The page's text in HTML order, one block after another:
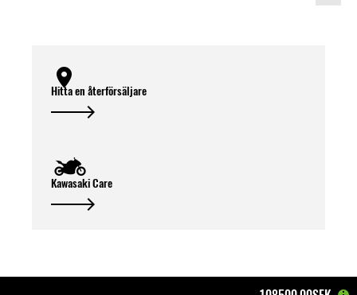
Hitta en återförsäljare
Kawasaki Care